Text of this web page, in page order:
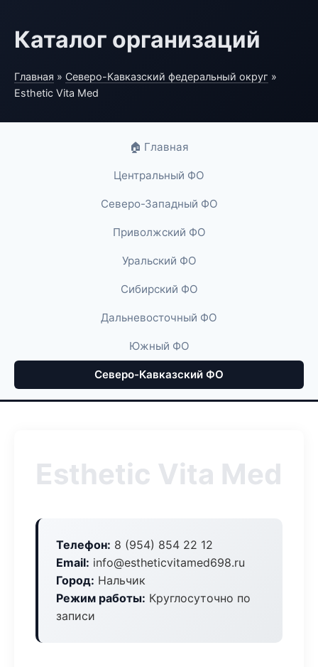
Каталог организаций
Главная » Северо-Кавказский федеральный округ »
Esthetic Vita Med
🏠 Главная
Центральный ФО
Северо-Западный ФО
Приволжский ФО
Уральский ФО
Сибирский ФО
Дальневосточный ФО
Южный ФО
Северо-Кавказский ФО
Esthetic Vita Med
Телефон: 8 (954) 854 22 12
Email: info@estheticvitamed698.ru
Город: Нальчик
Режим работы: Круглосуточно по
записи